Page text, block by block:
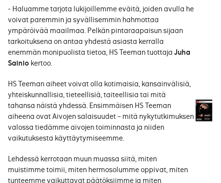
- Haluamme tarjota lukijoillemme eväitä, joiden avulla he
voivat paremmin ja syvällisemmin hahmottaa
ympäröivää maailmaa. Pelkän pintaraapaisun sijaan
tarkoituksena on antaa yhdestä asiasta kerralla
enemmän monipuolista tietoa, HS Teeman tuottaja Juha
Sainio kertoo.
HS Teeman aiheet voivat olla kotimaisia, kansainvälisiä,
yhteiskunnallisia, tieteellisiä, taiteellisia tai mitä
tahansa näistä yhdessä. Ensimmäisen HS Teeman
aiheena ovat Aivojen salaisuudet – mitä nykytutkimuksen
valossa tiedämme aivojen toiminnasta ja niiden
vaikutuksesta käyttäytymiseemme.
Lehdessä kerrotaan muun muassa siitä, miten
muistimme toimii, miten hermosolumme oppivat, miten
tunteemme vaikuttavat päätöksiimme ja miten